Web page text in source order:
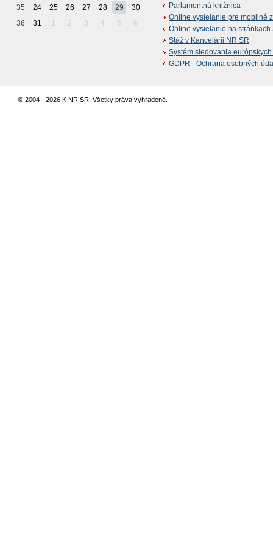
35
24 25 26 27 28 29
30
36
31 1 2 3 4 5 6
Parlamentná knižnica
Online vysielanie pre mobilné
Online vysielanie na stránkach
Stáž v Kancelárii NR SR
Systém sledovania
GDPR - Ochrana osobných
© 2004 - 2026 K NR SR. Všetky práva vyhradené.